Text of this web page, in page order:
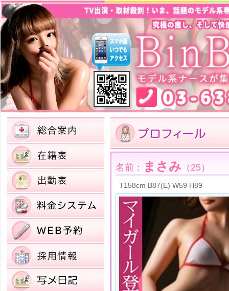
名前： まさみ （25）
T158cm B87(E) W59 H89